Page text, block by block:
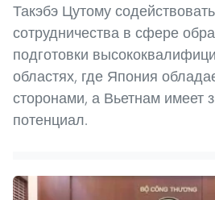
Такэбэ Цутому
сотрудничества в сфере
подготовки
областях, где Япония
сторонами, а Вьетнам имеет
потенциал.